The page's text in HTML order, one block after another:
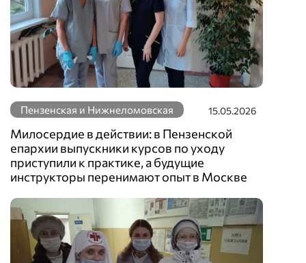
Пензенская и Нижнеломовская 15.05.2026
Милосердие в действии: в Пензенской
епархии выпускники курсов по уходу
приступили к практике, а будущие
инструкторы перенимают опыт в Москве